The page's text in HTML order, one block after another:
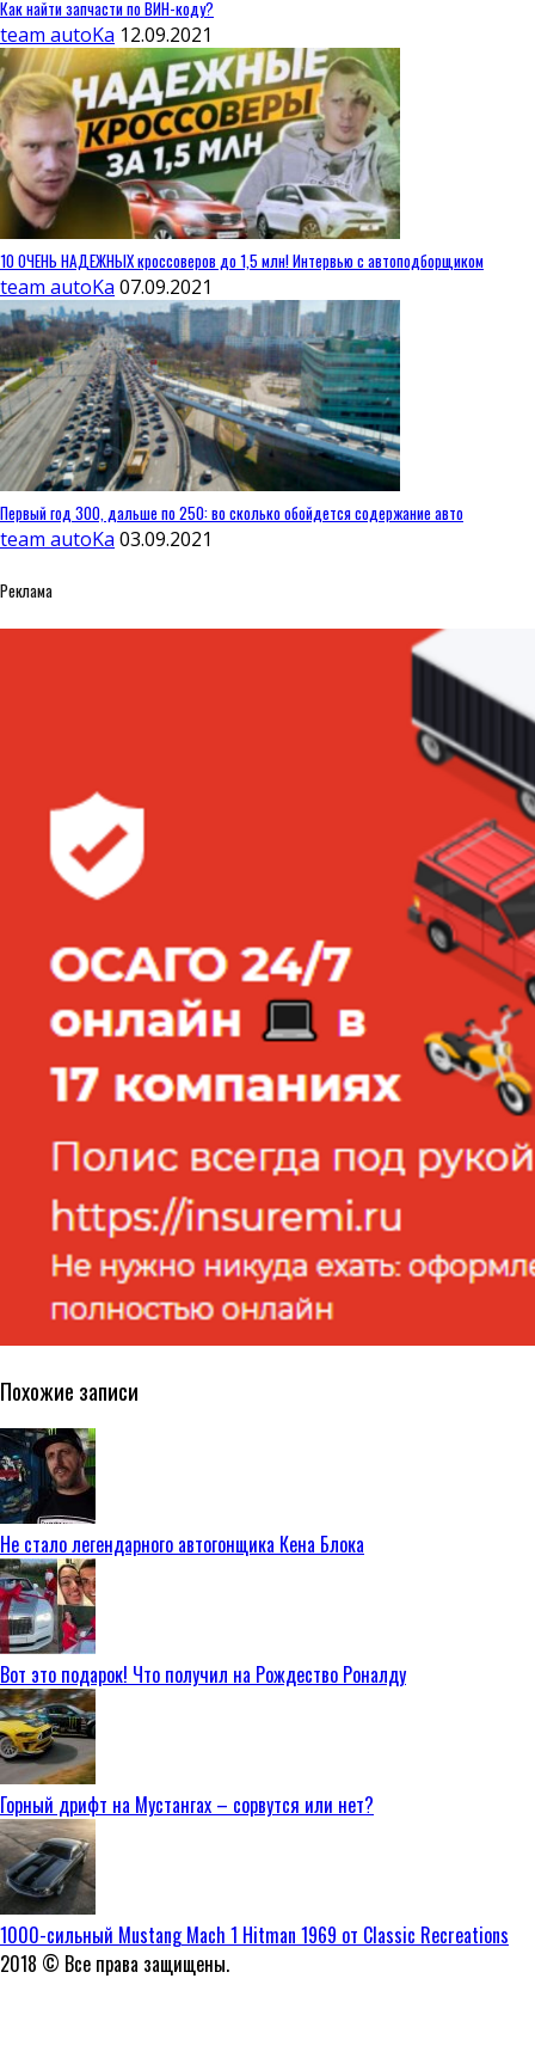
Как найти запчасти по ВИН-коду?
team autoKa 12.09.2021
10 ОЧЕНЬ НАДЕЖНЫХ кроссоверов до 1,5 млн! Интервью с автоподборщиком
team autoKa 07.09.2021
Первый год 300, дальше по 250: во сколько обойдется содержание авто
team autoKa 03.09.2021
Реклама
Похожие записи
Не стало легендарного автогонщика Кена Блока
Вот это подарок! Что получил на Рождество Роналду
Горный дрифт на Мустангах – сорвутся или нет?
1000-сильный Mustang Mach 1 Hitman 1969 от Classic Recreations
2018 © Все права защищены.